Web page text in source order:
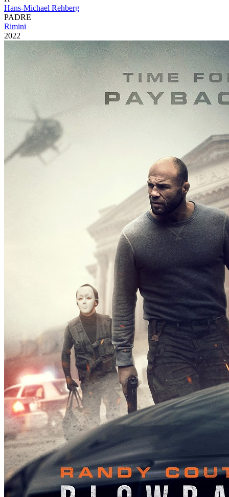
Hans-Michael Rehberg
PADRE
Rimini
2022